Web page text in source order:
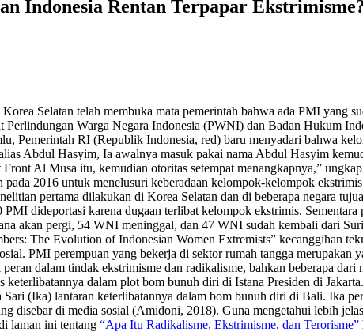
Indonesia Rentan Terpapar
Selatan telah membuka mata pemerintah bahwa ada PMI
Warga Negara Indonesia (PWNI) dan Badan Hukum
Pemerintah RI (Republik Indonesia, red) baru menyadari bahwa
Abdul Hasyim, Ia awalnya masuk pakai nama Abdul Hasyim
Al Musa itu, kemudian otoritas setempat menangkapnya,”
2016 untuk menelusuri keberadaan kelompok-kelompok
pertama dilakukan di Korea Selatan dan di beberapa negara
dideportasi karena dugaan terlibat kelompok ekstrimis.
akan pergi, 54 WNI meninggal, dan 47 WNI sudah kembali dari
The Evolution of Indonesian Women Extremists” kecanggihan
PMI perempuan yang bekerja di sektor rumah tangga merupakan
dalam tindak ekstrimisme dan radikalisme, bahkan beberapa
dalam plot bom bunuh diri di Istana Presiden di
(Ika) lantaran keterlibatannya dalam bom bunuh diri di Bali. Ika
disebar di media sosial (Amidoni, 2018). Guna mengetahui lebih
laman ini tentang “Apa Itu Radikalisme, Ekstrimisme, dan Terorisme”